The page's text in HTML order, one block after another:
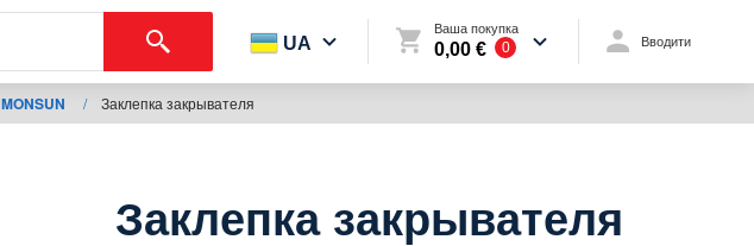
UA
Ваша покупка
0,00 € 0 Вводити
MONSUN / Заклепка закрывателя
Заклепка закрывателя